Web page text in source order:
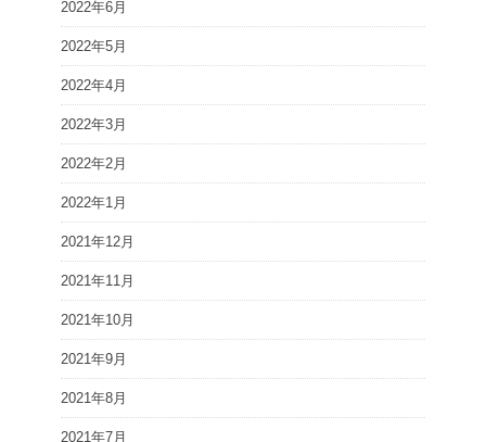
2022年6月
2022年5月
2022年4月
2022年3月
2022年2月
2022年1月
2021年12月
2021年11月
2021年10月
2021年9月
2021年8月
2021年7月